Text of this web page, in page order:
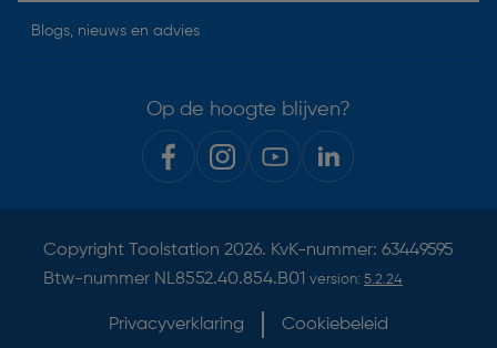
Blogs, nieuws en advies
Op de hoogte blijven?
Copyright Toolstation 2026. KvK-nummer: 63449595
Btw-nummer NL8552.40.854.B01 version: 5.2.24
Privacyverklaring Cookiebeleid